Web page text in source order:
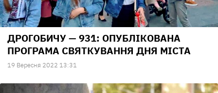
ДРОГОБИЧУ — 931: ОПУБЛІКОВАНА
ПРОГРАМА СВЯТКУВАННЯ ДНЯ МІСТА
19 Вересня 2022 13:31